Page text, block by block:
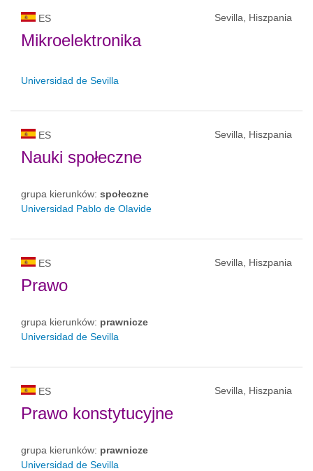
ES Sevilla, Hiszpania
Mikroelektronika
Universidad de Sevilla
ES Sevilla, Hiszpania
Nauki społeczne
grupa kierunków: społeczne
Universidad Pablo de Olavide
ES Sevilla, Hiszpania
Prawo
grupa kierunków: prawnicze
Universidad de Sevilla
ES Sevilla, Hiszpania
Prawo konstytucyjne
grupa kierunków: prawnicze
Universidad de Sevilla